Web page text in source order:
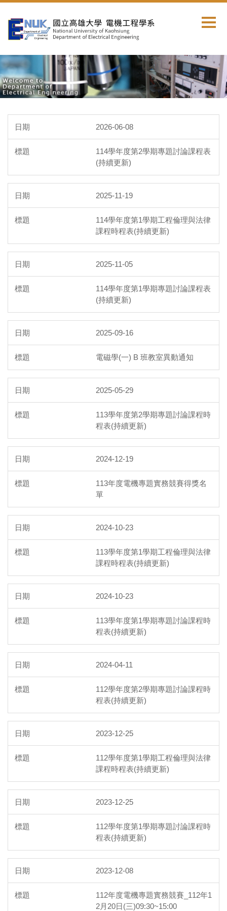
到
內
容
區
2026-06-08
114學年度第2學期專題討論課程表
(持續更新)
2025-11-19
114學年度第1學期工程倫理與法律
課程時程表(持續更新)
2025-11-05
114學年度第1學期專題討論課程表
(持續更新)
2025-09-16
電磁學(一) B 班教室異動通知
2025-05-29
113學年度第2學期專題討論課程時
程表(持續更新)
2024-12-19
113年度電機專題實務競賽得獎名
單
2024-10-23
113學年度第1學期工程倫理與法律
課程時程表(持續更新)
2024-10-23
113學年度第1學期專題討論課程時
程表(持續更新)
2024-04-11
112學年度第2學期專題討論課程時
程表(持續更新)
2023-12-25
112學年度第1學期工程倫理與法律
課程時程表(持續更新)
2023-12-25
112學年度第1學期專題討論課程時
程表(持續更新)
2023-12-08
112年度電機專題實務競賽_112年1
2月20日(三)09:30~15:00